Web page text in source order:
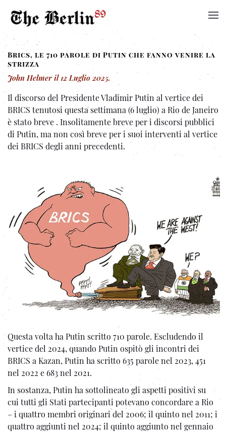
Brics, le 710 parole di Putin che fanno venire la
strizza
John Helmeril12 Luglio 2025.
Il discorso del Presidente Vladimir Putin al vertice dei
BRICS tenutosi questa settimana (6 luglio) a Rio de Janeiro
è stato breve . Insolitamente breve per i discorsi pubblici
di Putin, ma non così breve per i suoi interventi al vertice
dei BRICS degli anni precedenti.
Questa volta ha Putin scritto 710 parole. Escludendo il
vertice del 2024, quando Putin ospitò gli incontri dei
BRICS a Kazan, Putin ha scritto 635 parole nel 2023, 451
nel 2022 e 683 nel 2021.
In sostanza, Putin ha sottolineato gli aspetti positivi su
cui tutti gli Stati partecipanti potevano concordare a Rio
– i quattro membri originari del 2006; il quinto nel 2011; i
quattro aggiunti nel 2024; il quinto aggiunto nel gennaio